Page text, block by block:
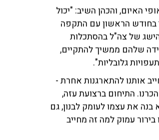
האיום, והכהן השיב: "יכול
בחודש הראשון עם התקפה
של צה"ל בהסתכלות
שלהם ממשיך להתקיים,
גלובליות".
אותנו להתארגנות אחרת -
התיחום ברצועת עזה,
בנה את עצמו לעומק לבנון, גם
עמוק למה זה מחייב